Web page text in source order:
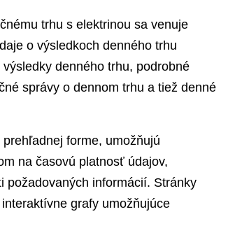
trhu s elektrinou sa venuje
o výsledkoch denného trhu
denného trhu, podrobné
správy o dennom trhu a tiež denné
forme, umožňujú
na časovú platnosť údajov,
požadovaných informácií. Stránky
grafy umožňujúce